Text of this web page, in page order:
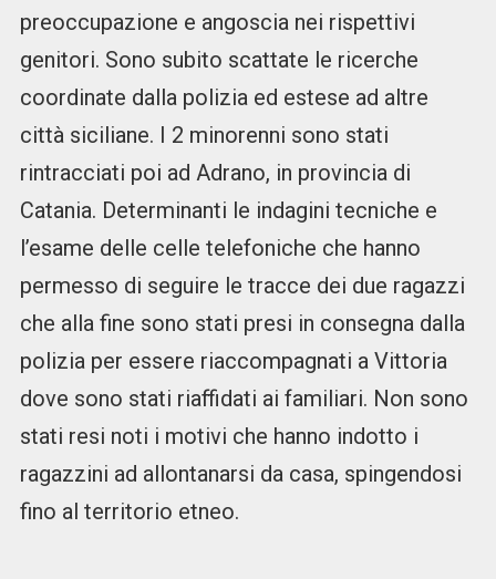
preoccupazione e angoscia nei rispettivi
genitori. Sono subito scattate le ricerche
coordinate dalla polizia ed estese ad altre
città siciliane. I 2 minorenni sono stati
rintracciati poi ad Adrano, in provincia di
Catania. Determinanti le indagini tecniche e
l’esame delle celle telefoniche che hanno
permesso di seguire le tracce dei due ragazzi
che alla fine sono stati presi in consegna dalla
polizia per essere riaccompagnati a Vittoria
dove sono stati riaffidati ai familiari. Non sono
stati resi noti i motivi che hanno indotto i
ragazzini ad allontanarsi da casa, spingendosi
fino al territorio etneo.